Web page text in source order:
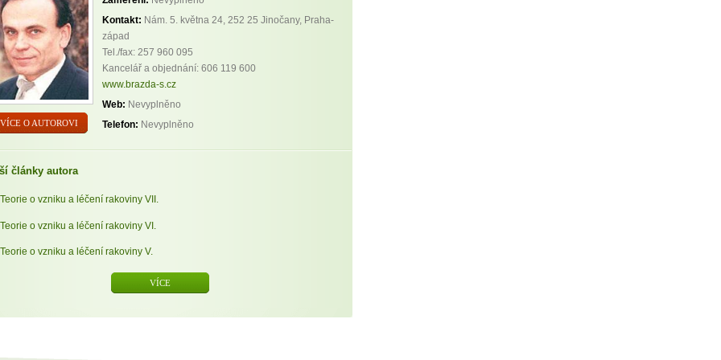
VÍCE O AUTOROVI
Kontakt: Nám. 5. května 24, 252 25 Jinočany, Praha-
západ
Tel./fax: 257 960 095
Kancelář a objednání: 606 119 600
www.brazda-s.cz
Web: Nevyplněno
Telefon: Nevyplněno
články autora
Teorie o vzniku a léčení rakoviny VII.
Teorie o vzniku a léčení rakoviny VI.
Teorie o vzniku a léčení rakoviny V.
VÍCE